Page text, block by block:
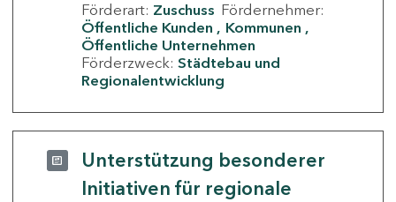
Förderart: Zuschuss Fördernehmer:
Öffentliche Kunden
Kommunen
Öffentliche Unternehmen
Förderzweck: Städtebau und
Regionalentwicklung
Unterstützung besonderer
Initiativen für regionale